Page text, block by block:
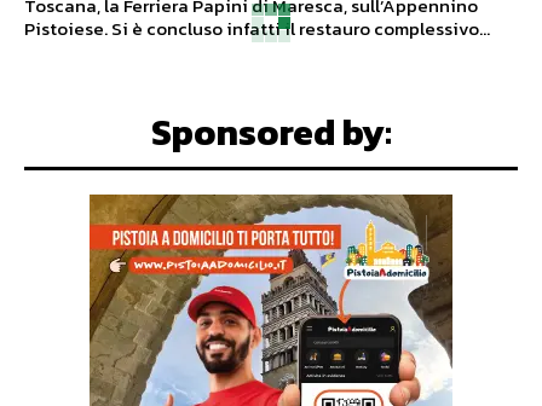
Toscana, la Ferriera Papini di Maresca, sull’Appennino
Pistoiese. Si è concluso infatti il restauro complessivo...
Sponsored by: